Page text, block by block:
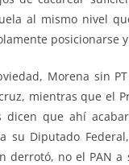
al mismo nivel
Morena sin
mientras que el
dicen que ahí
su Diputado
derrotó, no el PAN